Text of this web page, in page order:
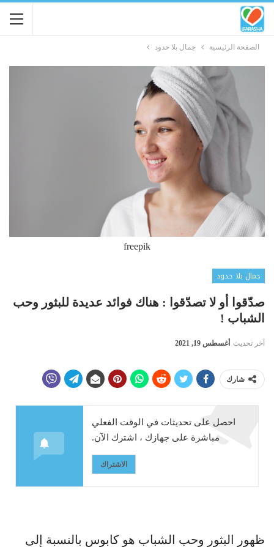
الصفحة الرئيسية جمال بلا حدود
freepik
جمال بلا حدود
صدّقوا أو لا تصدّقوا : هناك فوائد عديدة للبثور وحب
الشباب !
آخر تحديث أغسطس 19, 2021
شارك
احصل على تحديثات في الوقت الفعلي
مباشرة على جهازك ، اشترك الآن.
الاشتراك
ظهور البثور وحب الشباب هو كابوس بالنسبة إلى